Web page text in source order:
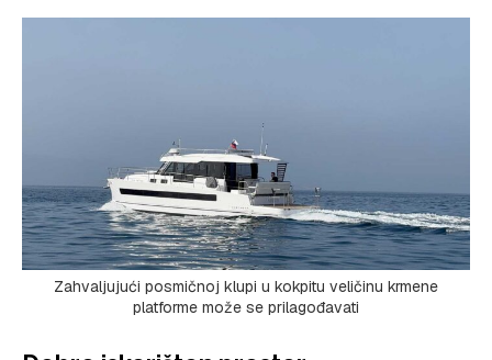
Zahvaljujući posmičnoj klupi u kokpitu veličinu krmene
platforme može se prilagođavati